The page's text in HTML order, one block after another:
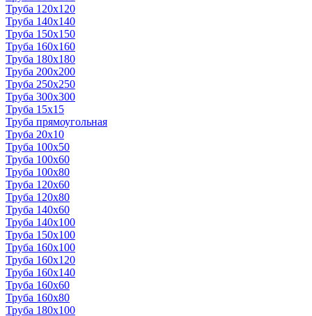
Труба 120x120
Труба 140x140
Труба 150x150
Труба 160x160
Труба 180x180
Труба 200x200
Труба 250x250
Труба 300x300
Труба 15x15
Труба прямоугольная
Труба 20x10
Труба 100x50
Труба 100x60
Труба 100x80
Труба 120x60
Труба 120x80
Труба 140x60
Труба 140x100
Труба 150x100
Труба 160x100
Труба 160x120
Труба 160x140
Труба 160x60
Труба 160x80
Труба 180x100